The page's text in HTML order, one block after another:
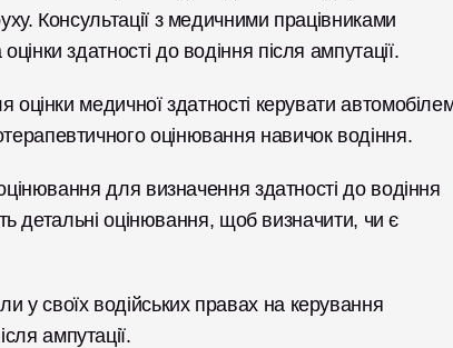
Консультації з медичними працівниками
здатності до водіння після ампутації.
оцінки медичної здатності керувати
оцінювання навичок водіння.
для визначення здатності до водіння
детальні оцінювання, щоб визначити, чи є
у своїх водійських правах на керування
ампутації.